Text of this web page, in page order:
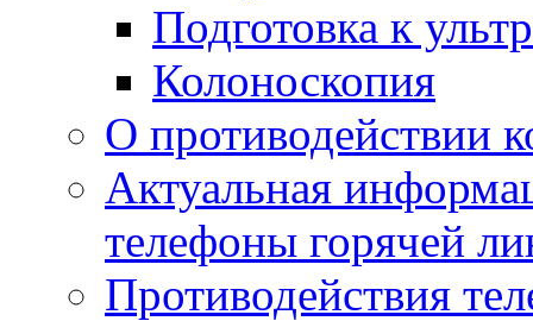
Подготовка к
Колоноскопия
О противодействии
Актуальная
телефоны горячей
Противодействия